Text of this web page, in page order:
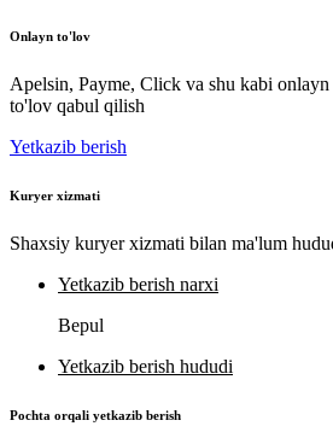
Onlayn to'lov
Apelsin, Payme, Click va shu kabi
to'lov qabul qilish
Yetkazib berish
Kuryer xizmati
Shaxsiy kuryer xizmati bilan ma'lum
Yetkazib berish narxi
Bepul
Yetkazib berish hududi
Pochta orqali yetkazib berish